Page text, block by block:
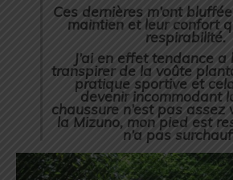
Ces dernières m’ont
maintien et leur confort
respirabilité.
J’ai en effet tendance
transpirer de la voûte
pratique sportive et
devenir incommodant
chaussure n’est pas assez
la Mizuno, mon pied est
n’a pas